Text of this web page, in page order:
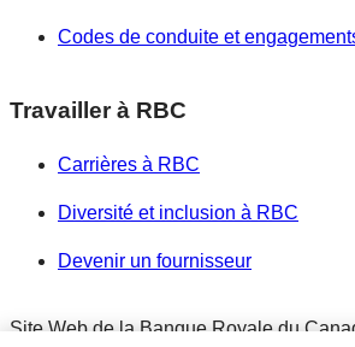
Codes de conduite et
Travailler à RBC
Carrières à RBC
Diversité et inclusion à RBC
Devenir un fournisseur
Site Web de la Banque Royale du